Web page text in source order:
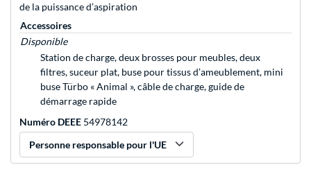
de la puissance d’aspiration
Accessoires
Disponible
Station de charge, deux brosses pour meubles, deux
filtres, suceur plat, buse pour tissus d’ameublement, mini
buse Türbo « Animal », câble de charge, guide de
démarrage rapide
Numéro DEEE 54978142
Personne responsable pour l'UE